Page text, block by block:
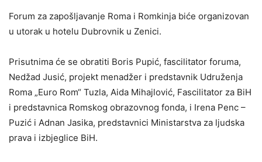
Forum za zapošljavanje Roma i Romkinja biće organizovan
u utorak u hotelu Dubrovnik u Zenici.
Prisutnima će se obratiti Boris Pupić, fascilitator foruma,
Nedžad Jusić, projekt menadžer i predstavnik Udruženja
Roma „Euro Rom“ Tuzla, Aida Mihajlović, Fascilitator za BiH
i predstavnica Romskog obrazovnog fonda, i Irena Penc –
Puzić i Adnan Jasika, predstavnici Ministarstva za ljudska
prava i izbjeglice BiH.